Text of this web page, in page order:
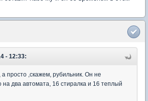
- 12:33:
просто ,скажем, рубильник. Он не
на два автомата, 16 стиралка и 16 теплый